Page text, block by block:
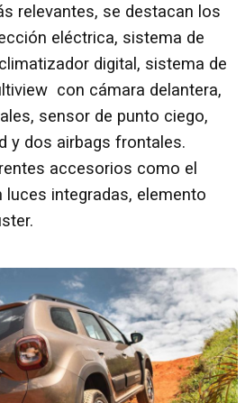
relevantes, se destacan los
eléctrica, sistema de
digital, sistema de
con cámara delantera,
sensor de punto ciego,
y dos airbags frontales.
accesorios como el
integradas, elemento